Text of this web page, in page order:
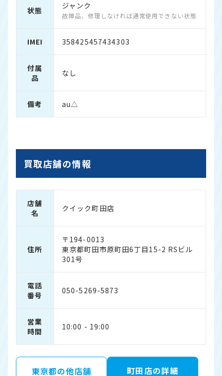
状態 ジャンク
故障品、修理しなければ通常使用できない状態
IMEI 358425457434303
付属
品
なし
備考 au△
買取店舗の情報
店舗
名
クイック町田店
住所
〒194-0013
東京都町田市原町田6丁目15-2 RSビル
301号
電話
番号
050-5269-5873
営業
時間
10:00 - 19:00
東京都の他店舗 町田店の詳細